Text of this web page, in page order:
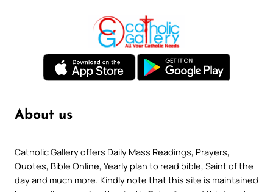
About us
Catholic Gallery offers Daily Mass Readings, Prayers,
Quotes, Bible Online, Yearly plan to read bible, Saint of the
day and much more. Kindly note that this site is maintained